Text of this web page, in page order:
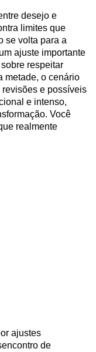
desejo e
limites que
se volta para a
ajuste importante
respeitar
metade, o cenário
e possíveis
e intenso,
Você
realmente
ajustes
de